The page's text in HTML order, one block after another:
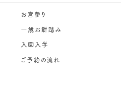
お宮参り
一歳お餅踏み
入園入学
ご予約の流れ